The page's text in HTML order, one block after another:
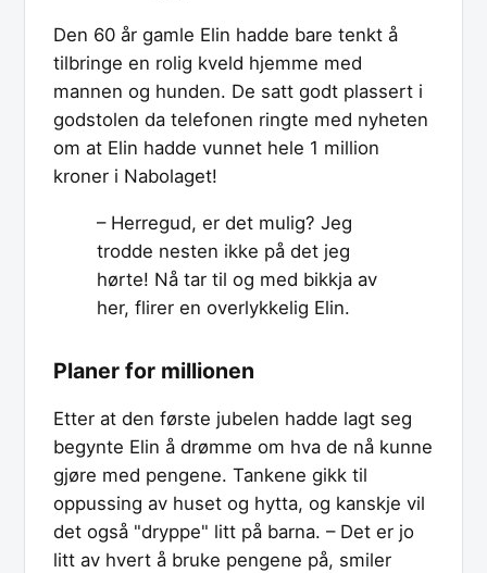
Den 60 år gamle Elin hadde bare tenkt å
tilbringe en rolig kveld hjemme med
mannen og hunden. De satt godt plassert i
godstolen da telefonen ringte med nyheten
om at Elin hadde vunnet hele 1 million
kroner i Nabolaget!
– Herregud, er det mulig? Jeg
trodde nesten ikke på det jeg
hørte! Nå tar til og med bikkja av
her, flirer en overlykkelig Elin.
Planer for millionen
Etter at den første jubelen hadde lagt seg
begynte Elin å drømme om hva de nå kunne
gjøre med pengene. Tankene gikk til
oppussing av huset og hytta, og kanskje vil
det også "dryppe" litt på barna. – Det er jo
litt av hvert å bruke pengene på, smiler